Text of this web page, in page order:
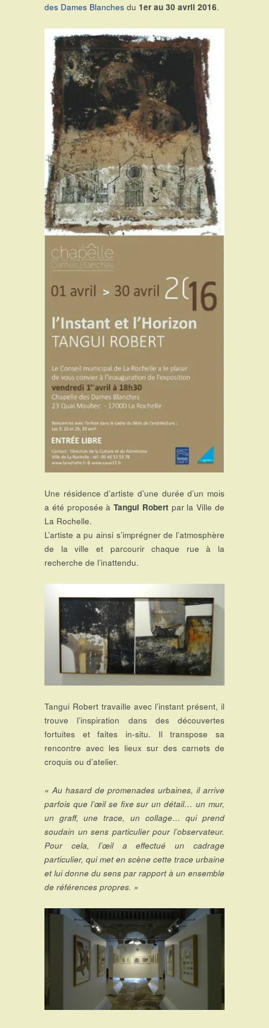
des Dames Blanches du 1er au 30 avril 2016.
Une résidence d’artiste d’une durée d’un mois
a été proposée àTangui Robert par la Ville de
La Rochelle.
L’artiste a pu ainsi s’imprégner de l’atmosphère
de la ville et parcourir chaque rue à la
recherche de l’inattendu.
Tangui Robert travaille avec l’instant présent, il
trouve l’inspiration dans des découvertes
fortuites et faites in-situ. Il transpose sa
rencontre avec les lieux sur des carnets de
croquis ou d’atelier.
« Au hasard de promenades urbaines, il arrive
parfois que l’œil se fixe sur un détail… un mur,
un graff, une trace, un collage… qui prend
soudain un sens particulier pour l’observateur.
Pour cela, l’œil a effectué un cadrage
particulier, qui met en scène cette trace urbaine
et lui donne du sens par rapport à un ensemble
de références propres. »